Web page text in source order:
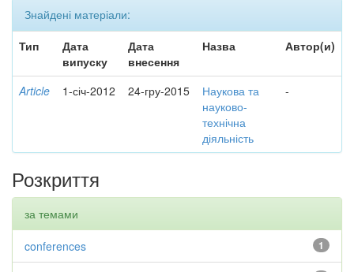
Знайдені матеріали:
Тип
Дата
випуску
Дата
внесення
Назва Автор(и)
Article 1-січ-2012 24-гру-2015
Наукова та
науково-
технічна
діяльність
-
Розкриття
за темами
1
conferences